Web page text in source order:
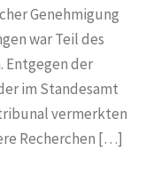
Genehmigung
war Teil des
Entgegen der
im Standesamt
vermerkten
Recherchen […]